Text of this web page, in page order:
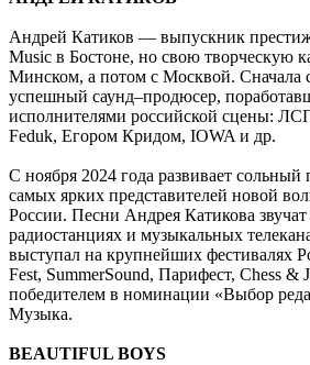
Андрей Катиков — выпускник
Music в Бостоне, но свою творческую
Минском, а потом с Москвой. Сначала
успешный саунд–продюсер,
исполнителями российской сцены:
Feduk, Егором Кридом, IOWA и др.
С ноября 2024 года развивает сольный
самых ярких представителей новой
России. Песни Андрея Катикова
радиостанциях и музыкальных
выступал на крупнейших фестивалях
Fest, SummerSound, Парифест, Chess &
победителем в номинации «Выбор
Музыка.
BEAUTIFUL BOYS